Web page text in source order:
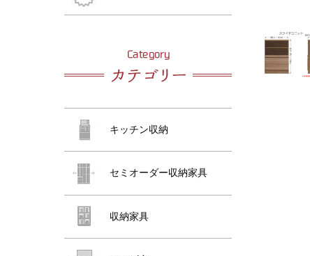
おすすめ商品
キッチン収納
セミオーダー収納家具
収納家具